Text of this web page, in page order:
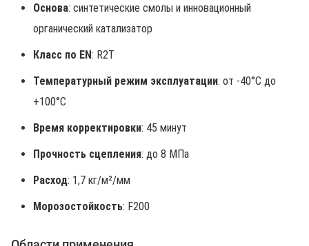
Основа: синтетические смолы и инновационный
органический катализатор
Класс по EN: R2T
Температурный режим эксплуатации: от -40°C до
+100°C
Время корректировки: 45 минут
Прочность сцепления: до 8 МПа
Расход: 1,7 кг/м²/мм
Морозостойкость: F200